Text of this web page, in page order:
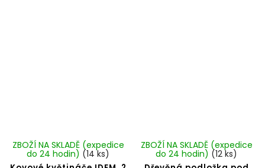
ZBOŽÍ NA SKLADĚ (expedice
do 24 hodin) (14 ks)
ZBOŽÍ NA SKLADĚ (expedice
do 24 hodin) (12 ks)